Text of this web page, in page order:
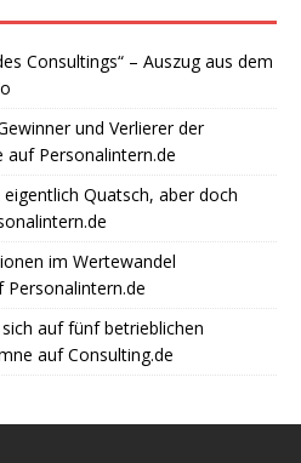
Consultings“ – Auszug aus dem
und Verlierer der
Personalintern.de
Quatsch, aber doch
im Wertewandel
auf fünf betrieblichen
auf Consulting.de